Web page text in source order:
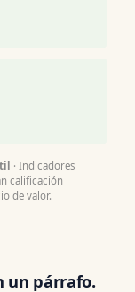
· Indicadores
calificación
de valor.
un párrafo.